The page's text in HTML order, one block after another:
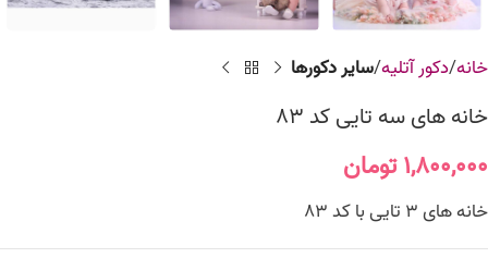
خانه دکور آتلیه سایر دکورها
خانه های سه تایی کد 83
۱,۸۰۰,۰۰۰تومان
خانه های 3 تایی با کد 83